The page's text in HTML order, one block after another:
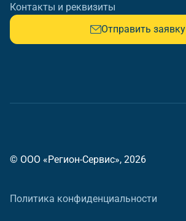
Контакты и реквизиты
Отправить заявку
© ООО «Регион-Сервис», 2026
Политика конфиденциальности